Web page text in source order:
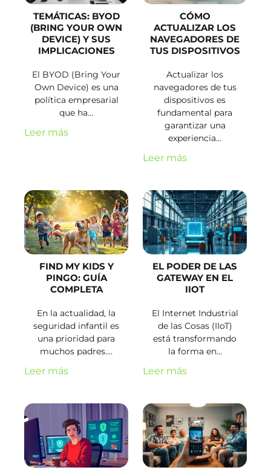
TEMÁTICAS: BYOD
(BRING YOUR OWN
DEVICE) Y SUS
IMPLICACIONES
El BYOD (Bring Your
Own Device) es una
política empresarial
que ha…
Leer más
CÓMO
ACTUALIZAR LOS
NAVEGADORES DE
TUS DISPOSITIVOS
Actualizar los
navegadores de tus
dispositivos es
fundamental para
garantizar una
experiencia…
Leer más
FIND MY KIDS Y
PINGO: GUÍA
COMPLETA
En la actualidad, la
seguridad infantil es
una prioridad para
muchos padres.…
Leer más
EL PODER DE LAS
GATEWAY EN EL
IIOT
El Internet Industrial
de las Cosas (IIoT)
está transformando
la forma en…
Leer más